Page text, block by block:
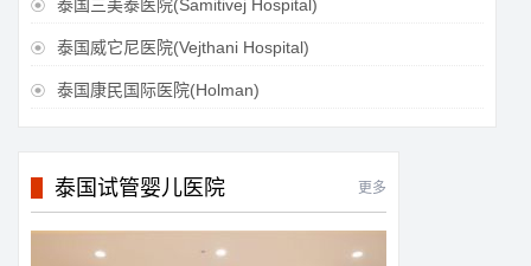
 泰国三美泰医院(Samitivej Hospital)
 泰国威它尼医院(Vejthani Hospital)
 泰国康民国际医院(Holman)
泰国试管婴儿医院 更多